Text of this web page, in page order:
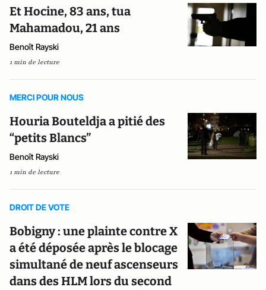
Et Hocine, 83 ans, tua
Mahamadou, 21 ans
Benoît Rayski
1 min de lecture
MERCI POUR NOUS
Houria Bouteldja a pitié des
“petits Blancs”
Benoît Rayski
1 min de lecture
DROIT DE VOTE
Bobigny : une plainte contre X
a été déposée après le blocage
simultané de neuf ascenseurs
dans des HLM lors du second